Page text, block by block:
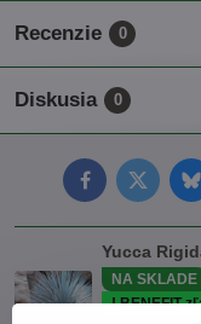
Recenzie 0
Diskusia 0
FacebookTwitter
Yucca
NA SKLADE
! BENEFIT